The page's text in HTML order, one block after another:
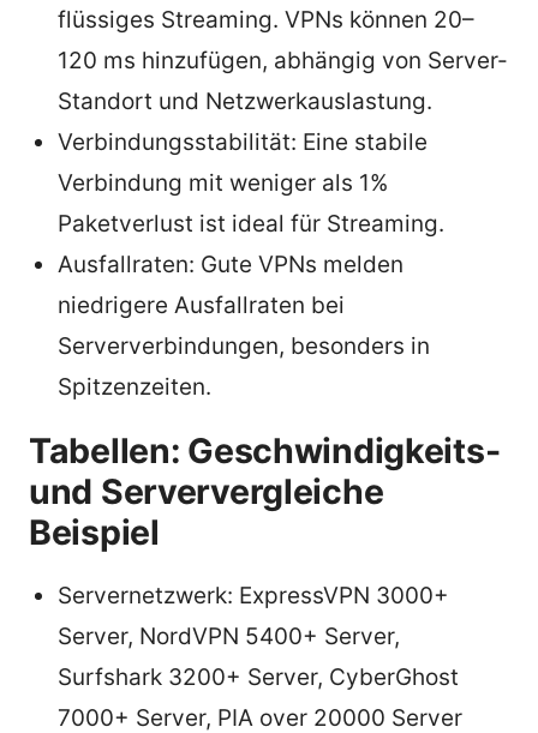
flüssiges Streaming. VPNs können 20–
120 ms hinzufügen, abhängig von Server-
Standort und Netzwerkauslastung.
Verbindungsstabilität: Eine stabile
Verbindung mit weniger als 1%
Paketverlust ist ideal für Streaming.
Ausfallraten: Gute VPNs melden
niedrigere Ausfallraten bei
Serververbindungen, besonders in
Spitzenzeiten.
Tabellen: Geschwindigkeits-
und Serververgleiche
Beispiel
Servernetzwerk: ExpressVPN 3000+
Server, NordVPN 5400+ Server,
Surfshark 3200+ Server, CyberGhost
7000+ Server, PIA over 20000 Server